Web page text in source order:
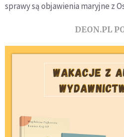
sprawy są objawienia maryjne z
DEON.PL